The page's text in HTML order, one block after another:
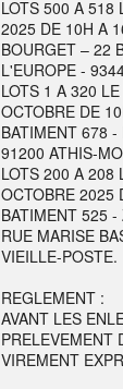
LOTS 500 A 518
2025 DE 10H A
BOURGET – 22
L'EUROPE -
LOTS 1 A 320
OCTOBRE DE
BATIMENT 678 -
91200 ATHIS-
LOTS 200 A 208
OCTOBRE 2025
BATIMENT 525
RUE MARISE
VIEILLE-POSTE.
REGLEMENT :
AVANT LES
PRELEVEMENT
VIREMENT